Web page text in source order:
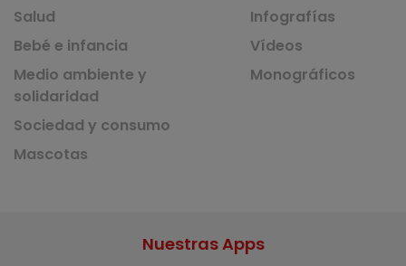
Salud
Bebé e infancia
Medio ambiente y
solidaridad
Sociedad y consumo
Mascotas
Infografías
Vídeos
Monográficos
Nuestras Apps